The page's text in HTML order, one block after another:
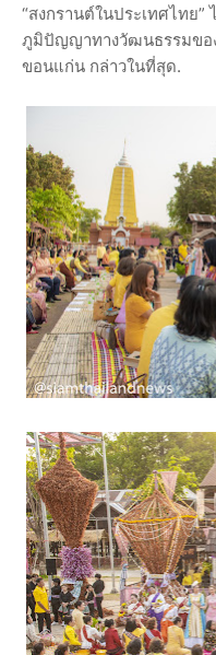
“สงกรานต์ในประเทศไทย
ภูมิปัญญาทางวัฒนธรรมขอ
ขอนแก่น กล่าวในที่สุด.